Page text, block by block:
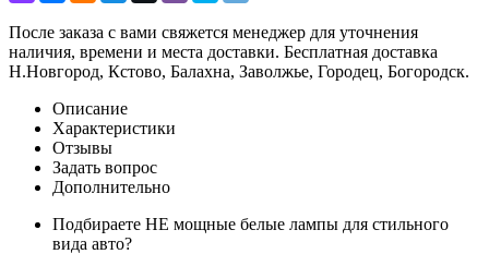
После заказа с вами свяжется менеджер для уточнения
наличия, времени и места доставки. Бесплатная доставка
Н.Новгород, Кстово, Балахна, Заволжье, Городец, Богородск.
Описание
Характеристики
Отзывы
Задать вопрос
Дополнительно
Подбираете НЕ мощные белые лампы для стильного
вида авто?